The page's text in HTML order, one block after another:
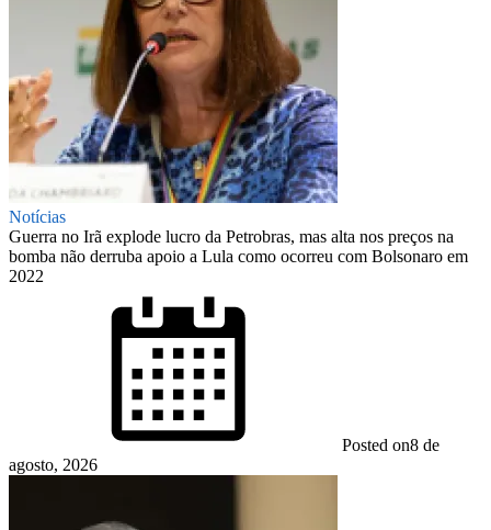
Notícias
Guerra no Irã explode lucro da Petrobras, mas alta nos preços na
bomba não derruba apoio a Lula como ocorreu com Bolsonaro em
2022
Posted on8 de
agosto, 2026